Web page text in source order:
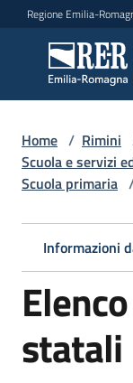
Vai al contenuto
Vai alla navigazione
Vai al footer
Regione Emilia-
e
per
Home / Rimini
Scuola e servizi
Scuola primaria
Informazioni
statali